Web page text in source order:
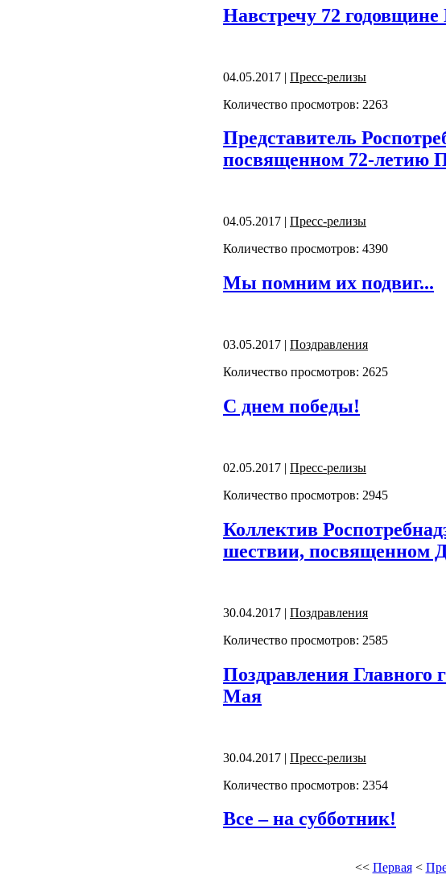
Навстречу 72
04.05.2017 | Пресс-релизы
Количество просмотров: 2263
Представитель
посвященном 72-летию
04.05.2017 | Пресс-релизы
Количество просмотров: 4390
Мы помним их подвиг...
03.05.2017 | Поздравления
Количество просмотров: 2625
С днем победы!
02.05.2017 | Пресс-релизы
Количество просмотров: 2945
Коллектив
шествии, посвященном
30.04.2017 | Поздравления
Количество просмотров: 2585
Поздравления Главного
Мая
30.04.2017 | Пресс-релизы
Количество просмотров: 2354
Все – на субботник!
<< Первая<